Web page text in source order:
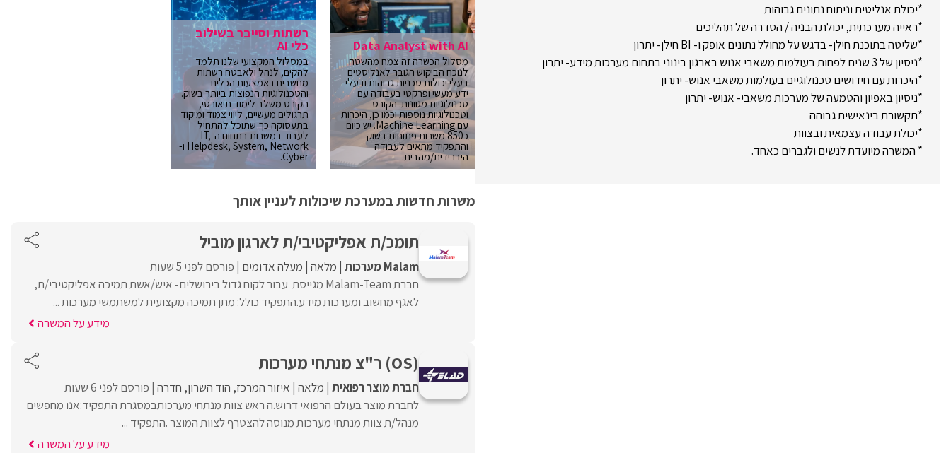
*יכולת אנליטית וניתוח נתונים גבוהות
*ראייה מערכתית, יכולת הבניה / הסדרה של תהליכים
*שליטה בתוכנת חילן- בדגש על מחולל נתונים אופק ו- BI חילן- יתרון
*ניסיון של 3 שנים לפחות בעולמות משאבי אנוש בארגון בינוני בתחום מערכות מידע- יתרון
*היכרות עם חידושים טכנולוגיים בעולמות משאבי אנוש- יתרון
*ניסיון באפיון והטמעה של מערכות משאבי- אנוש- יתרון
*תקשורת בינאישית גבוהה
*יכולת עבודה עצמאית ובצוות
* המשרה מיועדת לנשים ולגברים כאחד.
Data Analyst with AI
מסלול הכשרה זה צמח מהשטח
לנוכח הביקוש הגובר לאנליסטים
בעלי יכולות טכניות גבוהות ובעלי
ידע מעשי ופרקטי בעבודה עם
טכנולוגיות מגוונות. הקורס
וטכנולוגיות נוספות וכמו כן, היכרות
עם Machine Learning. יש כיום
כ850 משרות פתוחות בשוק
והתפקיד מתאים לעבודה
היברידית/מהבית.
רשתות וסייבר בשילוב
כלי AI
במסלול המקצועי שלנו תלמד
להקים, לנהל ולאבטח רשתות
מחשבים באמצעות הכלים
והטכנולוגיות הנפוצות ביותר בשוק.
הקורס משלב לימוד תיאורטי,
תרגולים מעשיים, ליווי צמוד ומיקוד
בתעסוקה כך שתוכל להתחיל
לעבוד במשרות בתחום ה-IT,
Helpdesk, System, Network ו-
Cyber.
משרות חדשות במערכת שיכולות לעניין אותך
תומכ/ת אפליקטיבי/ת לארגון מוביל
Malam מערכות מלאה מעלה אדומים פורסם לפני 5 שעות
חברת Malam-Team מגייסת עבור לקוח גדול בירושלים- איש/אשת תמיכה אפליקטיבי/ת,
לאגף מחשוב ומערכות מידע.התפקיד כולל: מתן תמיכה מקצועית למשתמשי מערכות ...
מידע על המשרה
(OS) ר"צ מנתחי מערכות
חברת מוצר רפואית מלאה איזור המרכז הוד השרון חדרה פורסם לפני 6 שעות
לחברת מוצר בעולם הרפואי דרוש.ה ראש צוות מנתחי מערכותבמסגרת התפקיד:אנו מחפשים
מנהל/ת צוות מנתחי מערכות מנוסה להצטרף לצוות המוצר .התפקיד ...
מידע על המשרה